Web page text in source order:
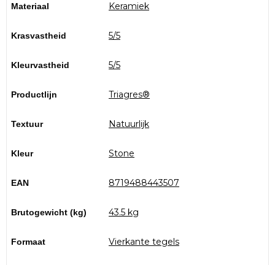
Materiaal Keramiek
Krasvastheid 5/5
Kleurvastheid 5/5
Productlijn Triagres®
Textuur Natuurlijk
Kleur Stone
EAN 8719488443507
Brutogewicht (kg) 43.5 kg
Formaat Vierkante tegels